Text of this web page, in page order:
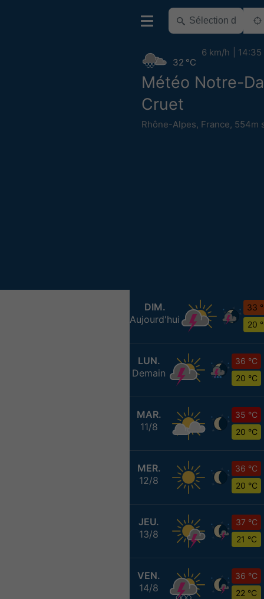
Météo Notre-
Cruet
Rhône-Alpes, France, 554m
32 °C
6 km/h 14:35
DIM.
Aujourd'hui
33
20
LUN.
Demain
36 °C
20 °C
MAR.
11/8
35 °C
20 °C
MER.
12/8
36 °C
20 °C
JEU.
13/8
37 °C
21 °C
VEN.
14/8
36 °C
22 °C